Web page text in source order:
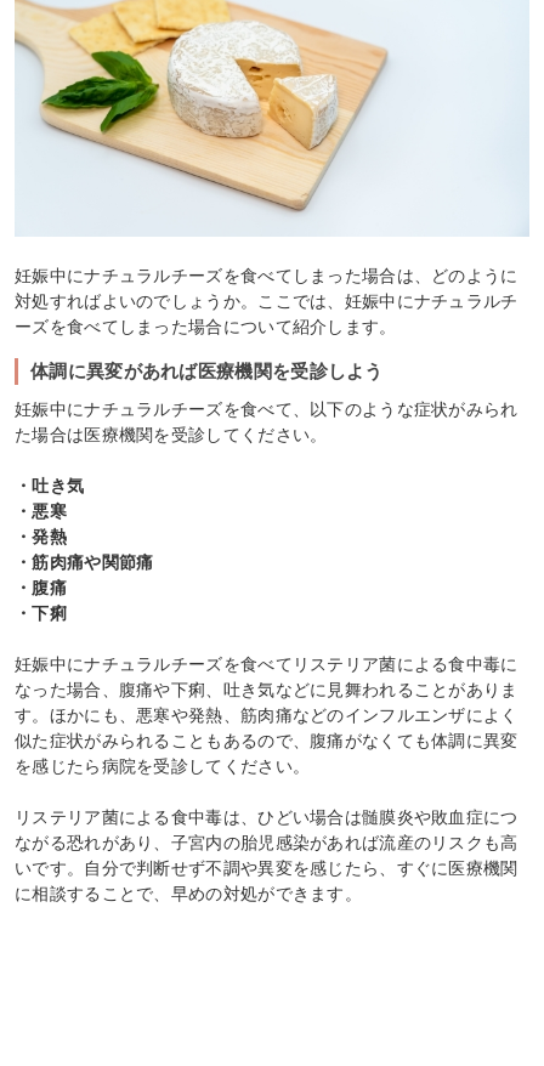
妊娠中にナチュラルチーズを食べてしまった場合は、どのように
対処すればよいのでしょうか。ここでは、妊娠中にナチュラルチ
ーズを食べてしまった場合について紹介します。
体調に異変があれば医療機関を受診しよう
妊娠中にナチュラルチーズを食べて、以下のような症状がみられ
た場合は医療機関を受診してください。
・吐き気
・悪寒
・発熱
・筋肉痛や関節痛
・腹痛
・下痢
妊娠中にナチュラルチーズを食べてリステリア菌による食中毒に
なった場合、腹痛や下痢、吐き気などに見舞われることがありま
す。ほかにも、悪寒や発熱、筋肉痛などのインフルエンザによく
似た症状がみられることもあるので、腹痛がなくても体調に異変
を感じたら病院を受診してください。
リステリア菌による食中毒は、ひどい場合は髄膜炎や敗血症につ
ながる恐れがあり、子宮内の胎児感染があれば流産のリスクも高
いです。自分で判断せず不調や異変を感じたら、すぐに医療機関
に相談することで、早めの対処ができます。